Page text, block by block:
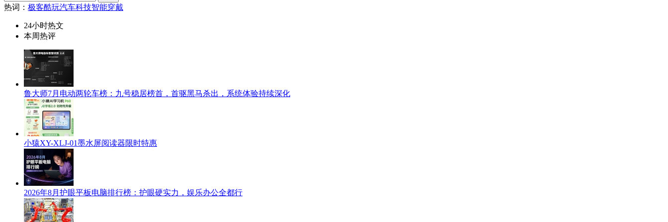
热词： 极客酷玩汽车科技智能穿戴
24小时热文
本周热评
鲁大师7月电动两轮车榜：九号稳居榜首，首驱黑马杀出，系统体验持续深化
小猿XY-XLJ-01墨水屏阅读器限时特惠
2026年8月护眼平板电脑排行榜：护眼硬实力，娱乐办公全都行